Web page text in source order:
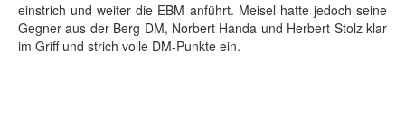
einstrich und weiter die EBM anführt. Meisel hatte jedoch seine
Gegner aus der Berg DM, Norbert Handa und Herbert Stolz klar
im Griff und strich volle DM-Punkte ein.